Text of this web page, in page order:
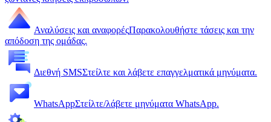
Αναλύσεις και αναφορέςΠαρακολουθήστε τάσεις και την
απόδοση της ομάδας.
Διεθνή SMSΣτείλτε και λάβετε επαγγελματικά μηνύματα.
WhatsAppΣτείλτε/λάβετε μηνύματα WhatsApp.